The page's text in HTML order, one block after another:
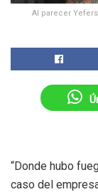
Al parecer
“Donde hubo
caso del